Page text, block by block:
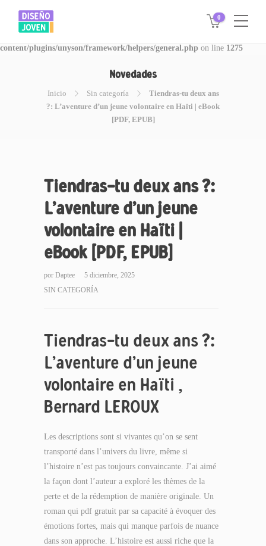
Warning: Invalid argument supplied for foreach() in
/www/disegnojoven.com.ar/htdocs/wp-
content/plugins/unyson/framework/helpers/general.php on line 1275
0
Novedades
Inicio Sin categoría
Tiendras-tu deux ans
?: L’aventure d’un jeune volontaire en Haïti | eBook
[PDF, EPUB]
Tiendras-tu deux ans ?:
L’aventure d’un jeune
volontaire en Haïti |
eBook [PDF, EPUB]
por Daptee
5 diciembre, 2025
SIN CATEGORÍA
Tiendras-tu deux ans ?:
L’aventure d’un jeune
volontaire en Haïti ,
Bernard LEROUX
Les descriptions sont si vivantes qu’on se sent
transporté dans l’univers du livre, même si
l’histoire n’est pas toujours convaincante. J’ai aimé
la façon dont l’auteur a exploré les thèmes de la
perte et de la rédemption de manière originale. Un
roman qui pdf gratuit par sa capacité à évoquer des
émotions fortes, mais qui manque parfois de nuance
dans son approche. L’histoire est aussi riche que la